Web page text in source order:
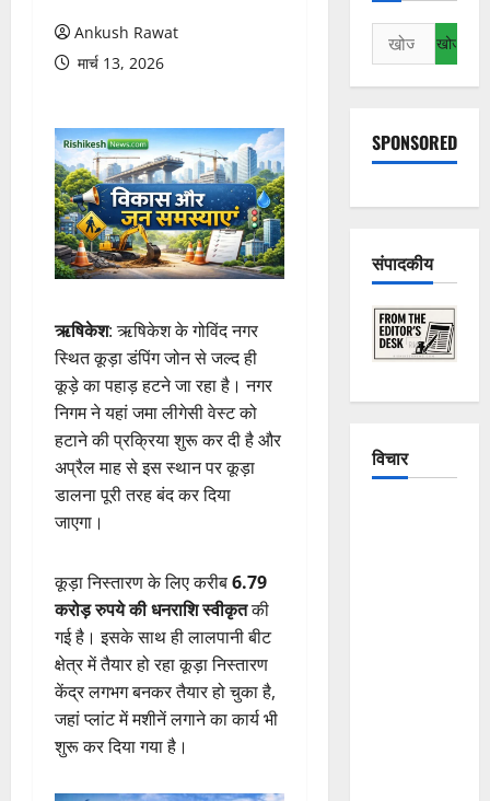
Ankush Rawat
मार्च 13, 2026
ऋषिकेश: ऋषिकेश के गोविंद नगर
स्थित कूड़ा डंपिंग जोन से जल्द ही
कूड़े का पहाड़ हटने जा रहा है। नगर
निगम ने यहां जमा लीगेसी वेस्ट को
हटाने की प्रक्रिया शुरू कर दी है और
अप्रैल माह से इस स्थान पर कूड़ा
डालना पूरी तरह बंद कर दिया
जाएगा।
कूड़ा निस्तारण के लिए करीब6.79
करोड़ रुपये की धनराशि स्वीकृतकी
गई है। इसके साथ ही लालपानी बीट
क्षेत्र में तैयार हो रहा कूड़ा निस्तारण
केंद्र लगभग बनकर तैयार हो चुका है,
जहां प्लांट में मशीनें लगाने का कार्य भी
शुरू कर दिया गया है।
निम्न
को
खोजें:
SPONSORED
संपादकीय
विचार